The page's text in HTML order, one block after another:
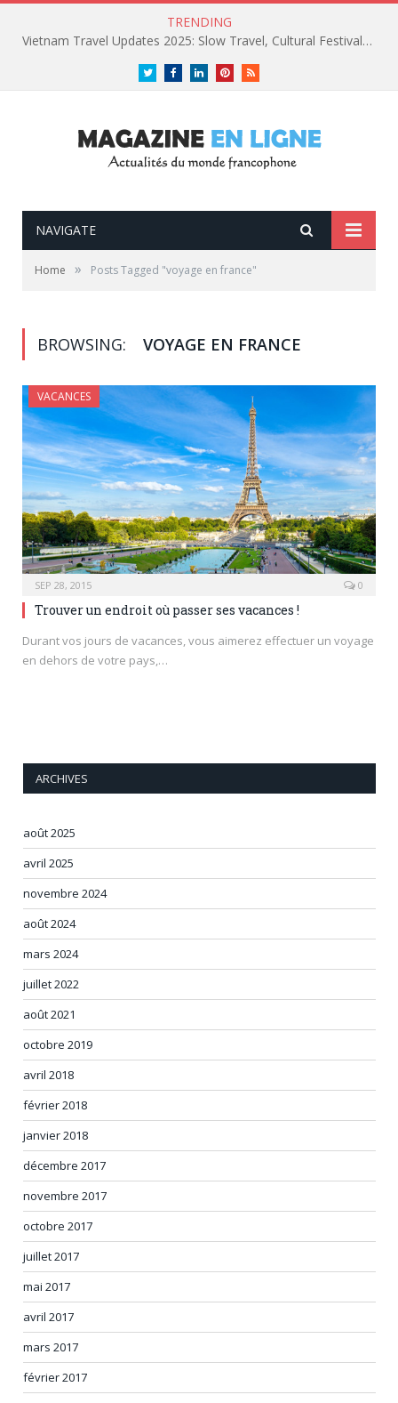
TRENDING
Vietnam Travel Updates 2025: Slow Travel, Cultural Festivals, and Luxury Retreats
TwitterFacebookLinkedInPinterestRSS
NAVIGATE
Home » Posts Tagged "voyage en france"
BROWSING: VOYAGE EN FRANCE
VACANCES
SEP 28, 2015 0
Trouver un endroit où passer ses vacances !
Durant vos jours de vacances, vous aimerez effectuer un voyage
en dehors de votre pays,…
ARCHIVES
août 2025
avril 2025
novembre 2024
août 2024
mars 2024
juillet 2022
août 2021
octobre 2019
avril 2018
février 2018
janvier 2018
décembre 2017
novembre 2017
octobre 2017
juillet 2017
mai 2017
avril 2017
mars 2017
février 2017